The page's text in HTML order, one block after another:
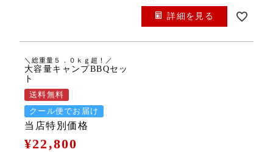
詳細を見る
＼総重量５．０ｋｇ超！／
大容量キャンプBBQセッ
ト
送料無料
クール便でお届け
当店特別価格
¥22,800